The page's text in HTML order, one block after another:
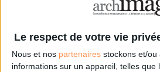
Le respect de votre vie
Nous et nos partenaires stockons et/ou
informations sur un appareil, telles que
LES LIVRES BLANCS
LES SUPPLÉMENTS